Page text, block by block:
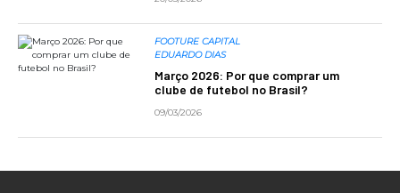
FOOTURE CAPITAL
EDUARDO DIAS
Março 2026: Por que comprar um
clube de futebol no Brasil?
09/03/2026